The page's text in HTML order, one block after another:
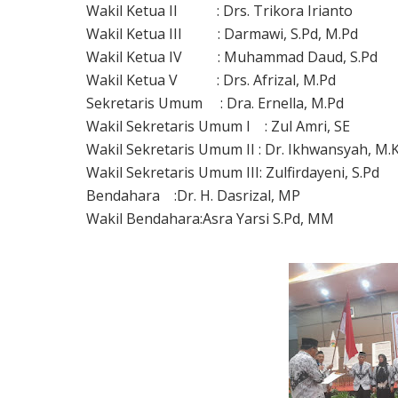
Wakil Ketua II
: Drs. Trikora Irianto
Wakil Ketua III
: Darmawi, S.Pd, M.Pd
Wakil Ketua IV
: Muhammad Daud, S.Pd
Wakil Ketua V
: Drs. Afrizal, M.Pd
Sekretaris Umum
: Dra. Ernella, M.Pd
Wakil Sekretaris Umum I
: Zul Amri, SE
Wakil Sekretaris Umum II : Dr. Ikhwansyah,
Wakil Sekretaris Umum III: Zulfirdayeni, S.Pd
Bendahara
:Dr. H. Dasrizal, MP
Wakil Bendahara:Asra Yarsi S.Pd, MM